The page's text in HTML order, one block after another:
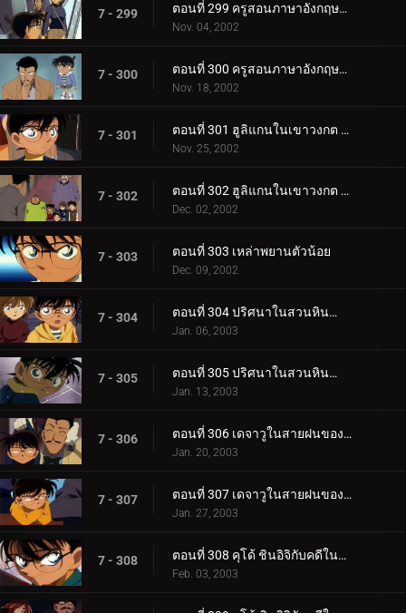
7 - 299 ตอนที่ 299 ครูสอนภาษาอังกฤษปะทะยอดนักสืบตะวันตก (ตอนแรก)
Nov. 04, 2002
7 - 300 ตอนที่ 300 ครูสอนภาษาอังกฤษปะทะยอดนักสืบตะวันตก (ตอนจบ)
Nov. 18, 2002
7 - 301 ตอนที่ 301 ฮูลิแกนในเขาวงกต (ตอนแรก)
Nov. 25, 2002
7 - 302 ตอนที่ 302 ฮูลิแกนในเขาวงกต (ตอนจบ)
Dec. 02, 2002
7 - 303 ตอนที่ 303 เหล่าพยานตัวน้อย
Dec. 09, 2002
7 - 304 ตอนที่ 304 ปริศนาในสวนหินน้ำไหล (ตอนแรก)
Jan. 06, 2003
7 - 305 ตอนที่ 305 ปริศนาในสวนหินน้ำไหล (ตอนจบ)
Jan. 13, 2003
7 - 306 ตอนที่ 306 เดจาวูในสายฝนของไชน่าทาวน์ (ตอนแรก)
Jan. 20, 2003
7 - 307 ตอนที่ 307 เดจาวูในสายฝนของไชน่าทาวน์ (ตอนจบ)
Jan. 27, 2003
7 - 308 ตอนที่ 308 คุโด้ ชินอิจิกับคดีในนิวยอร์ก (ภาคคดี)
Feb. 03, 2003